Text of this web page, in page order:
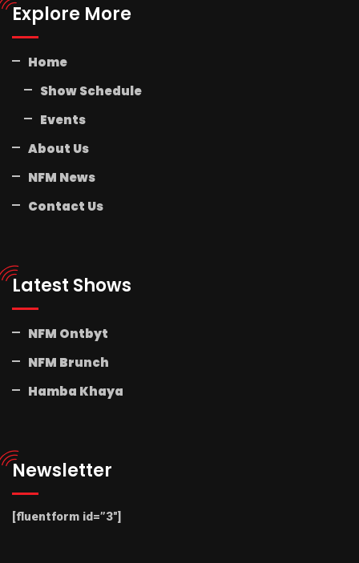
Explore More
Home
Show Schedule
Events
About Us
NFM News
Contact Us
Latest Shows
NFM Ontbyt
NFM Brunch
Hamba Khaya
Newsletter
[fluentform id=”3″]